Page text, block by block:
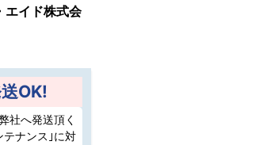
エイド株式会
OK!
社へ発送頂く
テナンス｣に対